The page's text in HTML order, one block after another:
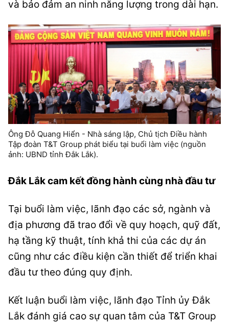
và bảo đảm an ninh năng lượng trong dài hạn.
Ông Đỗ Quang Hiển - Nhà sáng lập, Chủ tịch Điều hành
Tập đoàn T&T Group phát biểu tại buổi làm việc (nguồn
ảnh: UBND tỉnh Đắk Lắk).
Đắk Lắk cam kết đồng hành cùng nhà đầu tư
Tại buổi làm việc, lãnh đạo các sở, ngành và
địa phương đã trao đổi về quy hoạch, quỹ đất,
hạ tầng kỹ thuật, tính khả thi của các dự án
cũng như các điều kiện cần thiết để triển khai
đầu tư theo đúng quy định.
Kết luận buổi làm việc, lãnh đạo Tỉnh ủy Đắk
Lắk đánh giá cao sự quan tâm của T&T Group